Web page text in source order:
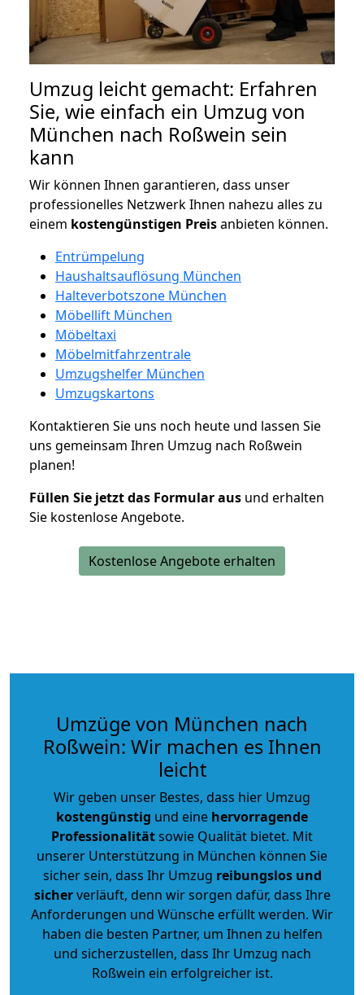
Umzug leicht gemacht: Erfahren
Sie, wie einfach ein Umzug von
München nach Roßwein sein
kann
Wir können Ihnen garantieren, dass unser
professionelles Netzwerk Ihnen nahezu alles zu
einem kostengünstigen Preisanbieten können.
Entrümpelung
Haushaltsauflösung München
Halteverbotszone München
Möbellift München
Möbeltaxi
Möbelmitfahrzentrale
Umzugshelfer München
Umzugskartons
Kontaktieren Sie uns noch heute und lassen Sie
uns gemeinsam Ihren Umzug nach Roßwein
planen!
Füllen Sie jetzt das Formular aus und erhalten
Sie kostenlose Angebote.
Kostenlose Angebote erhalten
Umzüge von München nach
Roßwein: Wir machen es Ihnen
leicht
Wir geben unser Bestes, dass hier Umzug
kostengünstig und eine hervorragende
Professionalitätsowie Qualität bietet. Mit
unserer Unterstützung in München können Sie
sicher sein, dass Ihr Umzug reibungslos und
sicherverläuft, denn wir sorgen dafür, dass Ihre
Anforderungen und Wünsche erfüllt werden. Wir
haben die besten Partner, um Ihnen zu helfen
und sicherzustellen, dass Ihr Umzug nach
Roßwein ein erfolgreicher ist.